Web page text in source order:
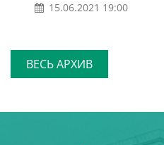
15.06.2021 19:00
ВЕСЬ АРХИВ